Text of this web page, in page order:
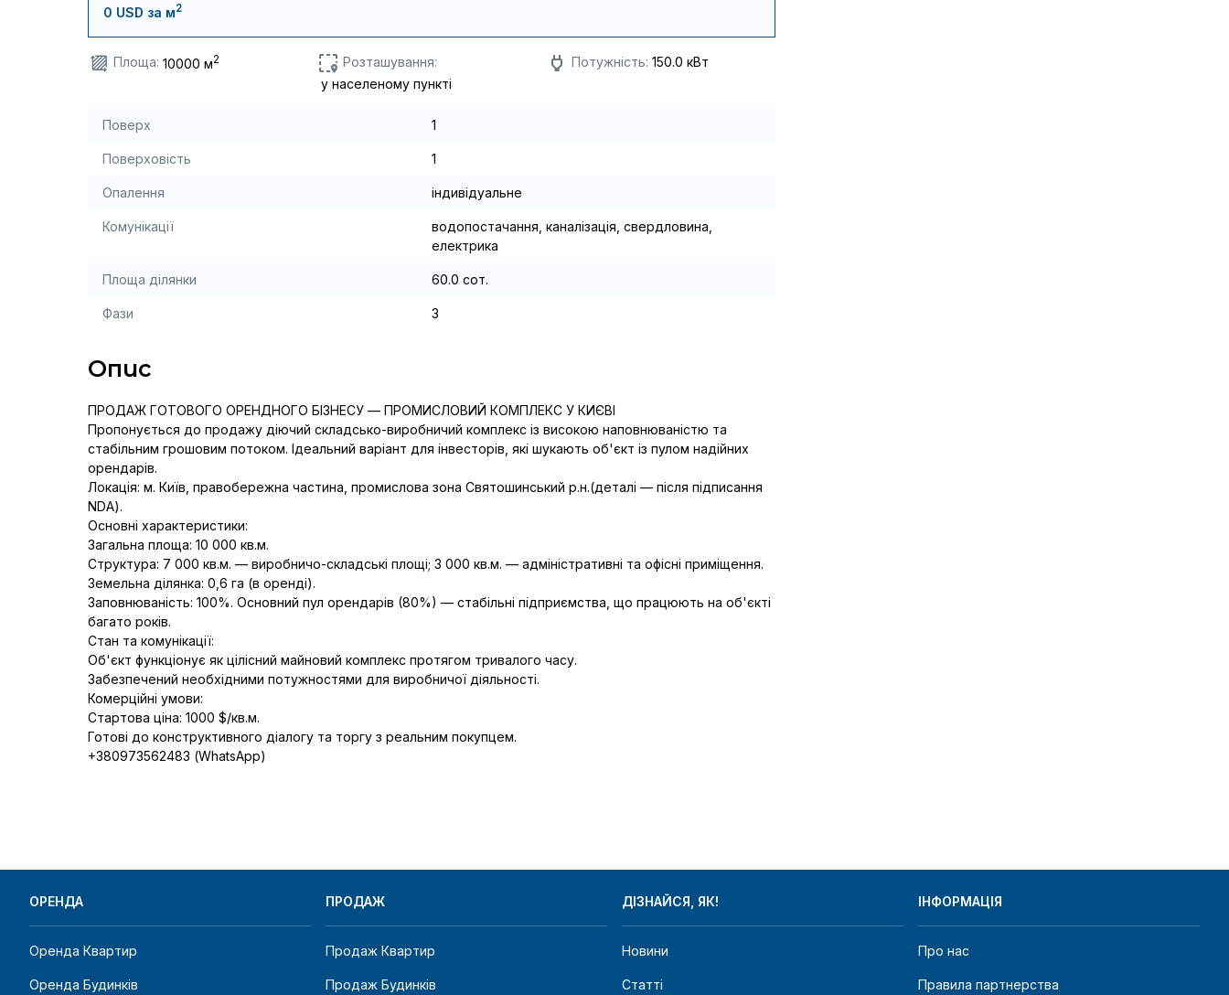
0 USD за м2
Площа: 10000 м2
Розташування:
у населеному пункті
Потужність: 150.0 кВт
Поверх 1
Поверховість 1
Опалення індивідуальне
Комунікації
водопостачання, каналізація, свердловина,
електрика
Площа ділянки 60.0 сот.
Фази 3
Опис
ПРОДАЖ ГОТОВОГО ОРЕНДНОГО БІЗНЕСУ — ПРОМИСЛОВИЙ КОМПЛЕКС У КИЄВІ
Пропонується до продажу діючий складсько-виробничий комплекс із високою наповнюваністю та
стабільним грошовим потоком. Ідеальний варіант для інвесторів, які шукають об'єкт із пулом надійних
орендарів.
Локація: м. Київ, правобережна частина, промислова зона Святошинський р.н.(деталі — після підписання
NDA).
Основні характеристики:
Загальна площа: 10 000 кв.м.
Структура: 7 000 кв.м. — виробничо-складські площі; 3 000 кв.м. — адміністративні та офісні приміщення.
Земельна ділянка: 0,6 га (в оренді).
Заповнюваність: 100%. Основний пул орендарів (80%) — стабільні підприємства, що працюють на об'єкті
багато років.
Стан та комунікації:
Об'єкт функціонує як цілісний майновий комплекс протягом тривалого часу.
Забезпечений необхідними потужностями для виробничої діяльності.
Комерційні умови:
Стартова ціна: 1000 $/кв.м.
Готові до конструктивного діалогу та торгу з реальним покупцем.
+380973562483 (WhatsApp)
ОРЕНДА
Оренда Квартир
Оренда Будинків
ПРОДАЖ
Продаж Квартир
Продаж Будинків
ДІЗНАЙСЯ, ЯК!
Новини
Статті
ІНФОРМАЦІЯ
Про нас
Правила партнерства